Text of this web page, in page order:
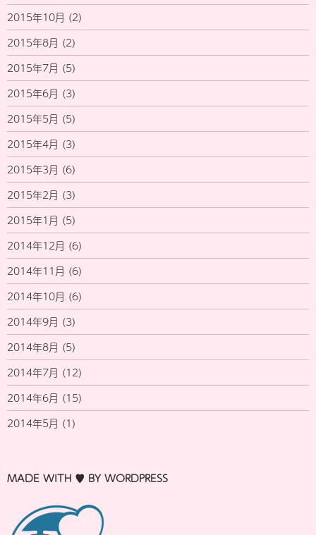
2015年10月 (2)
2015年8月 (2)
2015年7月 (5)
2015年6月 (3)
2015年5月 (5)
2015年4月 (3)
2015年3月 (6)
2015年2月 (3)
2015年1月 (5)
2014年12月 (6)
2014年11月 (6)
2014年10月 (6)
2014年9月 (3)
2014年8月 (5)
2014年7月 (12)
2014年6月 (15)
2014年5月 (1)
MADE WITH ♥ BY WORDPRESS